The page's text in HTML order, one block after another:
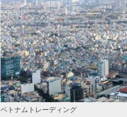
ベトナムトレーディング